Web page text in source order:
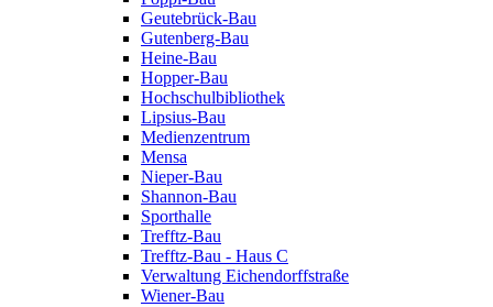
Geutebrück-Bau
Gutenberg-Bau
Heine-Bau
Hopper-Bau
Hochschulbibliothek
Lipsius-Bau
Medienzentrum
Mensa
Nieper-Bau
Shannon-Bau
Sporthalle
Trefftz-Bau
Trefftz-Bau - Haus C
Verwaltung Eichendorffstraße
Wiener-Bau